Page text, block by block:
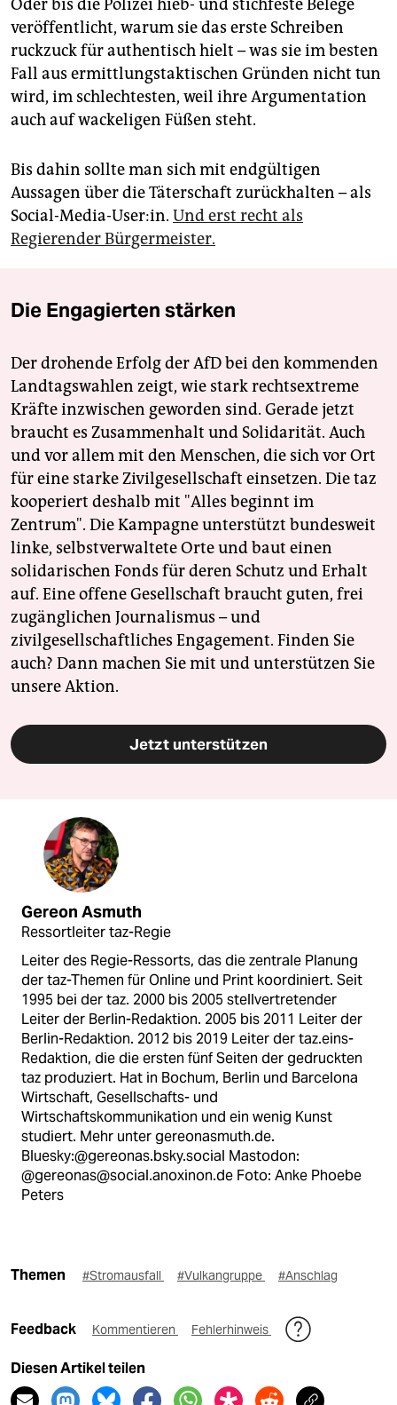
Oder bis die Polizei hieb- und stichfeste Belege
veröffentlicht, warum sie das erste Schreiben
ruckzuck für authentisch hielt – was sie im besten
Fall aus ermittlungstaktischen Gründen nicht tun
wird, im schlechtesten, weil ihre Argumentation
auch auf wackeligen Füßen steht.
Bis dahin sollte man sich mit endgültigen
Aussagen über die Täterschaft zurückhalten – als
Social-Media-User:in. Und erst recht als
Regierender Bürgermeister.
Die Engagierten stärken
Der drohende Erfolg der AfD bei den kommenden
Landtagswahlen zeigt, wie stark rechtsextreme
Kräfte inzwischen geworden sind. Gerade jetzt
braucht es Zusammenhalt und Solidarität. Auch
und vor allem mit den Menschen, die sich vor Ort
für eine starke Zivilgesellschaft einsetzen. Die taz
kooperiert deshalb mit "Alles beginnt im
Zentrum". Die Kampagne unterstützt bundesweit
linke, selbstverwaltete Orte und baut einen
solidarischen Fonds für deren Schutz und Erhalt
auf. Eine offene Gesellschaft braucht guten, frei
zugänglichen Journalismus – und
zivilgesellschaftliches Engagement. Finden Sie
auch? Dann machen Sie mit und unterstützen Sie
unsere Aktion.
Jetzt unterstützen
Gereon Asmuth
Ressortleiter taz-Regie
Leiter des Regie-Ressorts, das die zentrale Planung
der taz-Themen für Online und Print koordiniert. Seit
1995 bei der taz. 2000 bis 2005 stellvertretender
Leiter der Berlin-Redaktion. 2005 bis 2011 Leiter der
Berlin-Redaktion. 2012 bis 2019 Leiter der taz.eins-
Redaktion, die die ersten fünf Seiten der gedruckten
taz produziert. Hat in Bochum, Berlin und Barcelona
Wirtschaft, Gesellschafts- und
Wirtschaftskommunikation und ein wenig Kunst
studiert. Mehr unter gereonasmuth.de.
Bluesky:@gereonas.bsky.social Mastodon:
@gereonas@social.anoxinon.de Foto: Anke Phoebe
Peters
Themen #Stromausfall #Vulkangruppe #Anschlag
Feedback Kommentieren Fehlerhinweis
Diesen Artikel teilen